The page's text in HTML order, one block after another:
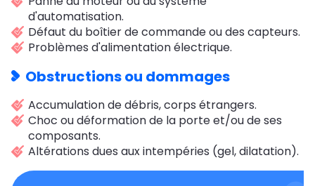
d'automatisation.
Défaut du boîtier de commande ou des capteurs.
Problèmes d'alimentation électrique.
Obstructions ou dommages
Accumulation de débris, corps étrangers.
Choc ou déformation de la porte et/ou de ses
composants.
Altérations dues aux intempéries (gel, dilatation).